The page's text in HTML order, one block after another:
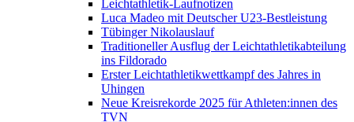
Leichtathletik-Laufnotizen
Luca Madeo mit Deutscher U23-Bestleistung
Tübinger Nikolauslauf
Traditioneller Ausflug der Leichtathletikabteilung
ins Fildorado
Erster Leichtathletikwettkampf des Jahres in
Uhingen
Neue Kreisrekorde 2025 für Athleten:innen des
TVN